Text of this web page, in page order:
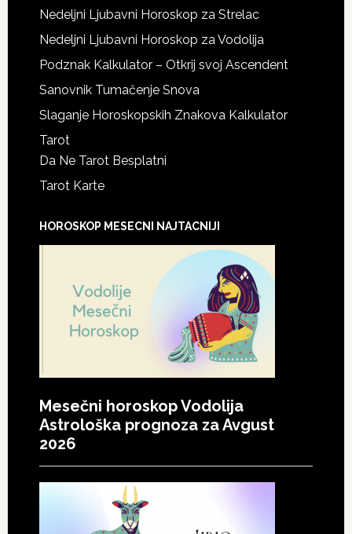
Nedeljni Ljubavni Horoskop za Strelac
Nedeljni Ljubavni Horoskop za Vodolija
Podznak Kalkulator – Otkrij svoj Ascendent
Sanovnik Tumačenje Snova
Slaganje Horoskopskih Znakova Kalkulator
Tarot
Da Ne Tarot Besplatni
Tarot Karte
HOROSKOP MESECNI NAJTACNIJI
Mesečni horoskop Vodolija
Astrološka prognoza za Avgust
2026